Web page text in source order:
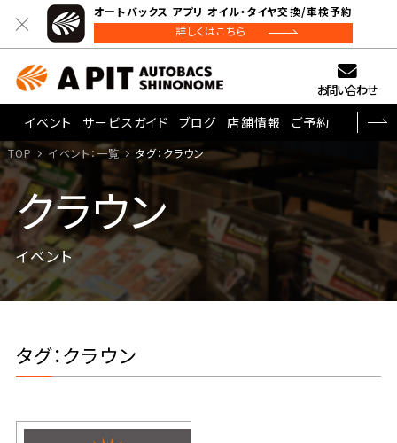
オートバックス アプリ オイル・タイヤ交換/車検予約
詳しくはこちら
お問い合わせ
イベント
サービスガイド ブログ 店舗情報 ご予約
TOP イベント：一覧 タグ：クラウン
クラウン
イベント
タグ：クラウン